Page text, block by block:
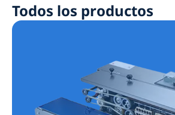
Todos los productos